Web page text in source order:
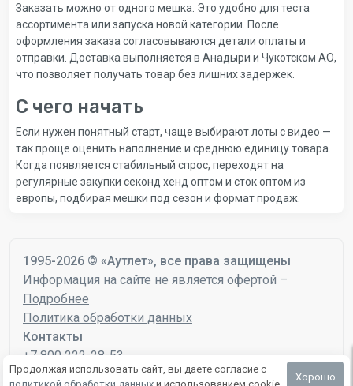
Заказать можно от одного мешка. Это удобно для теста
ассортимента или запуска новой категории. После
оформления заказа согласовываются детали оплаты и
отправки. Доставка выполняется в Анадыри и Чукотском АО,
что позволяет получать товар без лишних задержек.
С чего начать
Если нужен понятный старт, чаще выбирают лоты с видео —
так проще оценить наполнение и среднюю единицу товара.
Когда появляется стабильный спрос, переходят на
регулярные закупки секонд хенд оптом и сток оптом из
европы, подбирая мешки под сезон и формат продаж.
1995-2026 © «Аутлет», все права защищены
Информация на сайте не является офертой –
Подробнее
Политика обработки данных
Контакты
+7 800 222-28-53
mail@autlet.ru
Продолжая использовать сайт, вы даете согласие с
Хорошо